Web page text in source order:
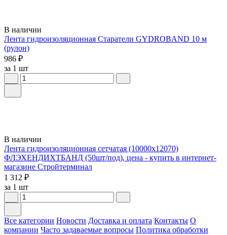
В наличии
Лента гидроизоляционная Старатели GYDROBAND 10 м
(рулон)
986 ₽
за 1 шт
В наличии
Лента гидроизоляционная сетчатая (10000х12070)
ФЛЭХЕНДИХТБАНД (50шт/под), цена - купить в интернет-
магазине Стройтерминал
1 312 ₽
за 1 шт
Все категории Новости Доставка и оплата Контакты О
компании Часто задаваемые вопросы Политика обработки